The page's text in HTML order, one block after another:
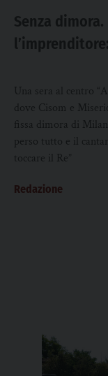
Senza
Una sera al centro
dove Cisom e
fissa dimora di
perso tutto e il
toccare il Re”
Redazione